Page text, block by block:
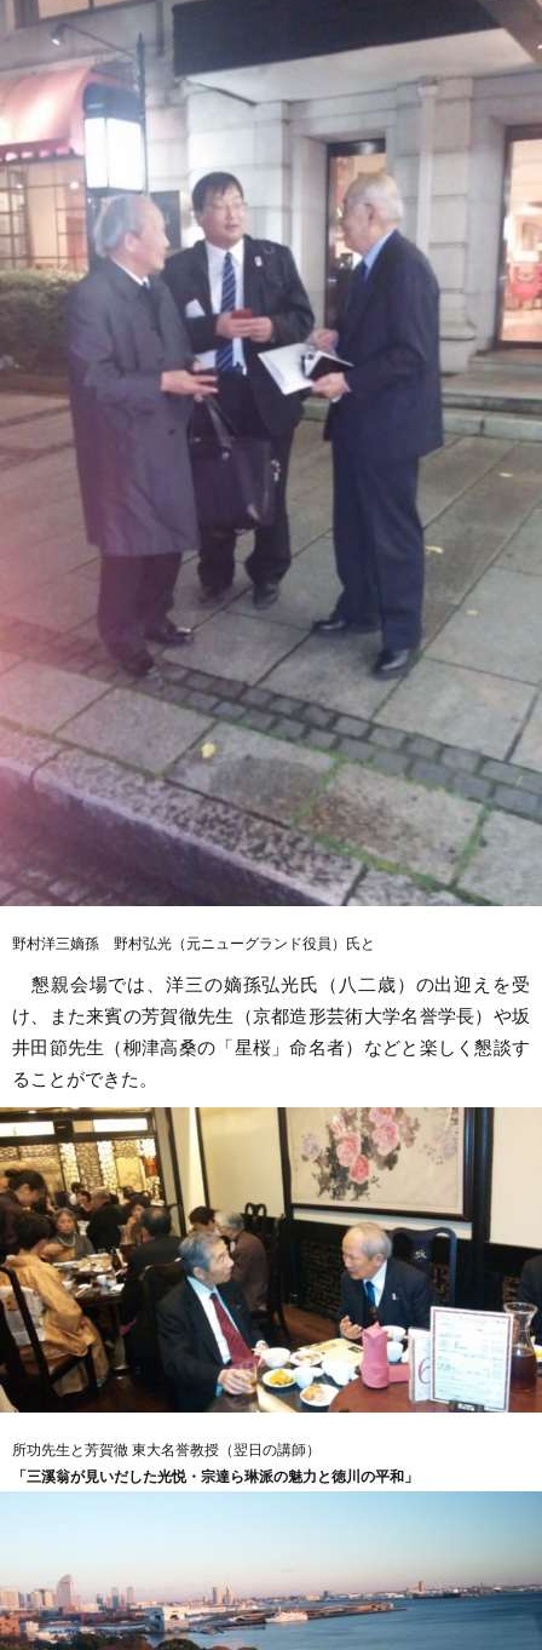
野村洋三嫡孫 野村弘光（元ニューグランド役員）氏と
懇親会場では、洋三の嫡孫弘光氏（八二歳）の出迎えを受
け、また来賓の芳賀徹先生（京都造形芸術大学名誉学長）や坂
井田節先生（柳津高桑の「星桜」命名者）などと楽しく懇談す
ることができた。
所功先生と芳賀徹 東大名誉教授（翌日の講師）
「三溪翁が見いだした光悦・宗達ら琳派の魅力と徳川の平和」